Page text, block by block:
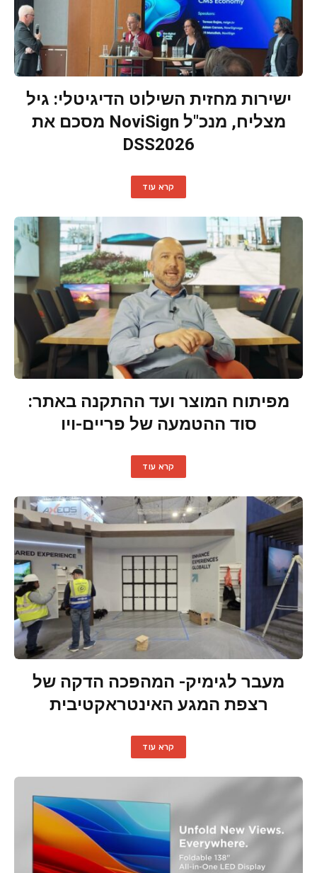
ישירות מחזית השילוט הדיגיטלי: גיל
מצליח, מנכ"ל NoviSign מסכם את
DSS2026
קרא עוד
מפיתוח המוצר ועד ההתקנה באתר:
סוד ההטמעה של פריים-ויו
קרא עוד
מעבר לגימיק- המהפכה הדקה של
רצפת המגע האינטראקטיבית
קרא עוד